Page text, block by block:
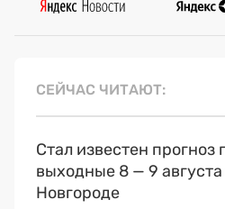
СЕЙЧАС ЧИТАЮТ
Стал известен прогноз
выходные 8 — 9
Новгороде